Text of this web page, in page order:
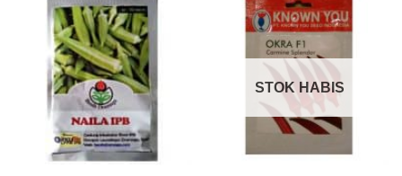
STOK HABIS